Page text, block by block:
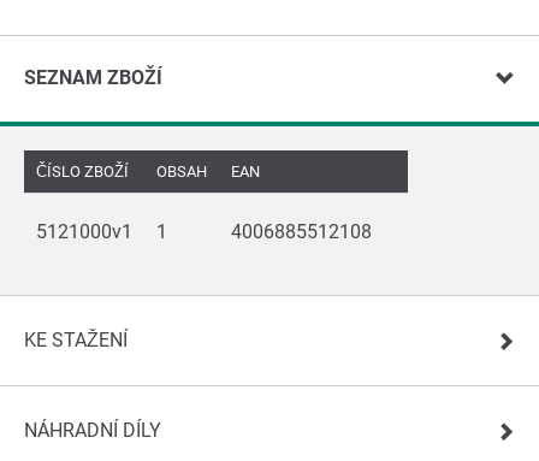
SEZNAM ZBOŽÍ
ČÍSLO ZBOŽÍ OBSAH EAN
5121000v1 1 4006885512108
KE STAŽENÍ
NÁHRADNÍ DÍLY